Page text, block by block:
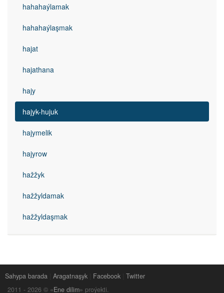
hahahaýlamak
hahahaýlaşmak
hajat
hajathana
hajy
hajyk-hujuk
hajymelik
hajyrow
hažžyk
hažžyldamak
hažžyldaşmak
Sahypa barada Aragatnaşyk Facebook
Twitter
2011 - 2026 © «Ene dilim» proýekti.